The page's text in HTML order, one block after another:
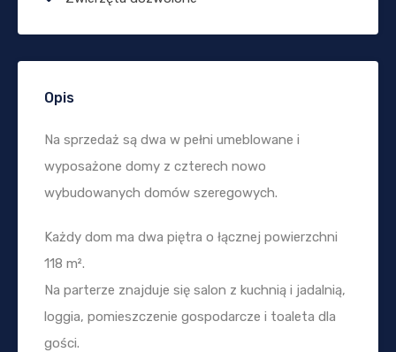
Opis
Na sprzedaż są dwa w pełni umeblowane i
wyposażone domy z czterech nowo
wybudowanych domów szeregowych.
Każdy dom ma dwa piętra o łącznej powierzchni
118 m².
Na parterze znajduje się salon z kuchnią i jadalnią,
loggia, pomieszczenie gospodarcze i toaleta dla
gości.